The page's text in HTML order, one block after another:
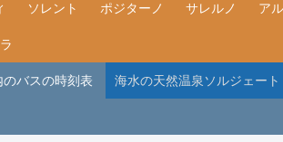
ソレント ポジターノ サレルノ ア
バスの時刻表 海水の天然温泉ソルジェート